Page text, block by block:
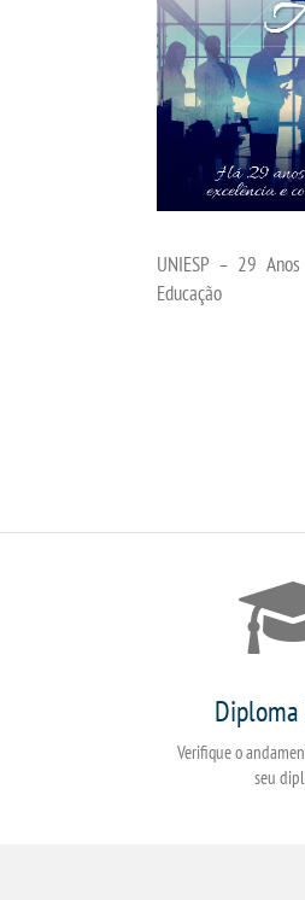
UNIESP – 29
Educação
Verifique o
seu